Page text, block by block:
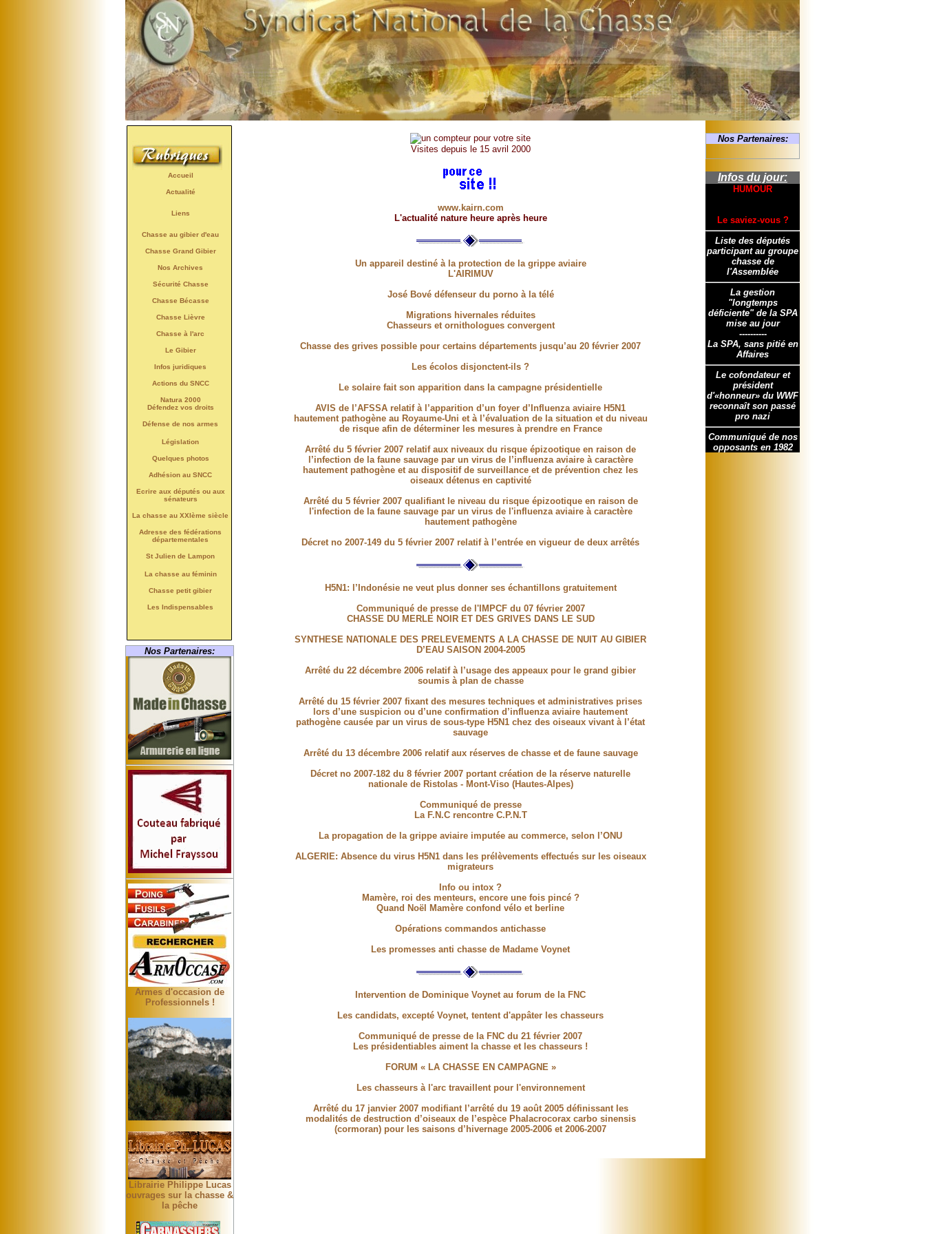
Accueil
Actualité
Liens
Chasse au gibier d'eau
Chasse Grand Gibier
Nos Archives
Sécurité Chasse
Chasse Bécasse
Chasse Lièvre
Chasse à l'arc
Le Gibier
Infos juridiques
Actions du SNCC
Natura 2000
Défendez vos droits
Défense de nos armes
Législation
Quelques photos
Adhésion au SNCC
Ecrire aux députés ou aux
sénateurs
La chasse au XXIème siècle
Adresse des fédérations
départementales
St Julien de Lampon
La chasse au féminin
Chasse petit gibier
Les Indispensables
Nos Partenaires:
Armes d'occasion de
Professionnels !
Librairie Philippe Lucas
ouvrages sur la chasse &
la pêche
Visites depuis le 15 avril 2000
www.kairn.com
L'actualité nature heure après heure
Un appareil destiné à la protection de la grippe aviaire
L'AIRIMUV
José Bové défenseur du porno à la télé
Migrations hivernales réduites
Chasseurs et ornithologues convergent
Chasse des grives possible pour certains départements jusqu’au 20 février 2007
Les écolos disjonctent-ils ?
Le solaire fait son apparition dans la campagne présidentielle
AVIS de l’AFSSA relatif à l’apparition d’un foyer d’Influenza aviaire H5N1
hautement pathogène au Royaume-Uni et à l’évaluation de la situation et du niveau
de risque afin de déterminer les mesures à prendre en France
Arrêté du 5 février 2007 relatif aux niveaux du risque épizootique en raison de
l’infection de la faune sauvage par un virus de l’influenza aviaire à caractère
hautement pathogène et au dispositif de surveillance et de prévention chez les
oiseaux détenus en captivité
Arrêté du 5 février 2007 qualifiant le niveau du risque épizootique en raison de
l'infection de la faune sauvage par un virus de l'influenza aviaire à caractère
hautement pathogène
Décret no 2007-149 du 5 février 2007 relatif à l’entrée en vigueur de deux arrêtés
H5N1: l’Indonésie ne veut plus donner ses échantillons gratuitement
Communiqué de presse de l'IMPCF du 07 février 2007
CHASSE DU MERLE NOIR ET DES GRIVES DANS LE SUD
SYNTHESE NATIONALE DES PRELEVEMENTS A LA CHASSE DE NUIT AU GIBIER
D’EAU SAISON 2004-2005
Arrêté du 22 décembre 2006 relatif à l’usage des appeaux pour le grand gibier
soumis à plan de chasse
Arrêté du 15 février 2007 fixant des mesures techniques et administratives prises
lors d’une suspicion ou d’une confirmation d’influenza aviaire hautement
pathogène causée par un virus de sous-type H5N1 chez des oiseaux vivant à l’état
sauvage
Arrêté du 13 décembre 2006 relatif aux réserves de chasse et de faune sauvage
Décret no 2007-182 du 8 février 2007 portant création de la réserve naturelle
nationale de Ristolas - Mont-Viso (Hautes-Alpes)
Communiqué de presse
La F.N.C rencontre C.P.N.T
La propagation de la grippe aviaire imputée au commerce, selon l’ONU
ALGERIE: Absence du virus H5N1 dans les prélèvements effectués sur les oiseaux
migrateurs
Info ou intox ?
Mamère, roi des menteurs, encore une fois pincé ?
Quand Noël Mamère confond vélo et berline
Opérations commandos antichasse
Les promesses anti chasse de Madame Voynet
Intervention de Dominique Voynet au forum de la FNC
Les candidats, excepté Voynet, tentent d'appâter les chasseurs
Communiqué de presse de la FNC du 21 février 2007
Les présidentiables aiment la chasse et les chasseurs !
FORUM « LA CHASSE EN CAMPAGNE »
Les chasseurs à l'arc travaillent pour l'environnement
Arrêté du 17 janvier 2007 modifiant l’arrêté du 19 août 2005 définissant les
modalités de destruction d’oiseaux de l’espèce Phalacrocorax carbo sinensis
(cormoran) pour les saisons d’hivernage 2005-2006 et 2006-2007
Nos Partenaires:
Infos du jour:
HUMOUR
Le saviez-vous ?
Liste des députés
participant au groupe
chasse de
l'Assemblée
La gestion
"longtemps
déficiente" de la SPA
mise au jour
----------
La SPA, sans pitié en
Affaires
Le cofondateur et
président
d'«honneur» du WWF
reconnaît son passé
pro nazi
Communiqué de nos
opposants en 1982